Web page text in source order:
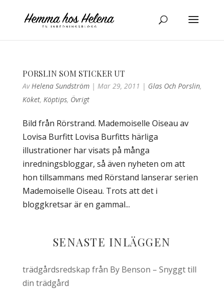
PORSLIN SOM STICKER UT
AvHelena Sundström| Mar 29, 2011 | Glas Och Porslin,
Köket, Köptips, Övrigt
Bild från Rörstrand. Mademoiselle Oiseau av
Lovisa Burfitt Lovisa Burfitts härliga
illustrationer har visats på många
inredningsbloggar, så även nyheten om att
hon tillsammans med Rörstand lanserar serien
Mademoiselle Oiseau. Trots att det i
bloggkretsar är en gammal...
SENASTE INLÄGGEN
trädgårdsredskap från By Benson – Snyggt till
din trädgård